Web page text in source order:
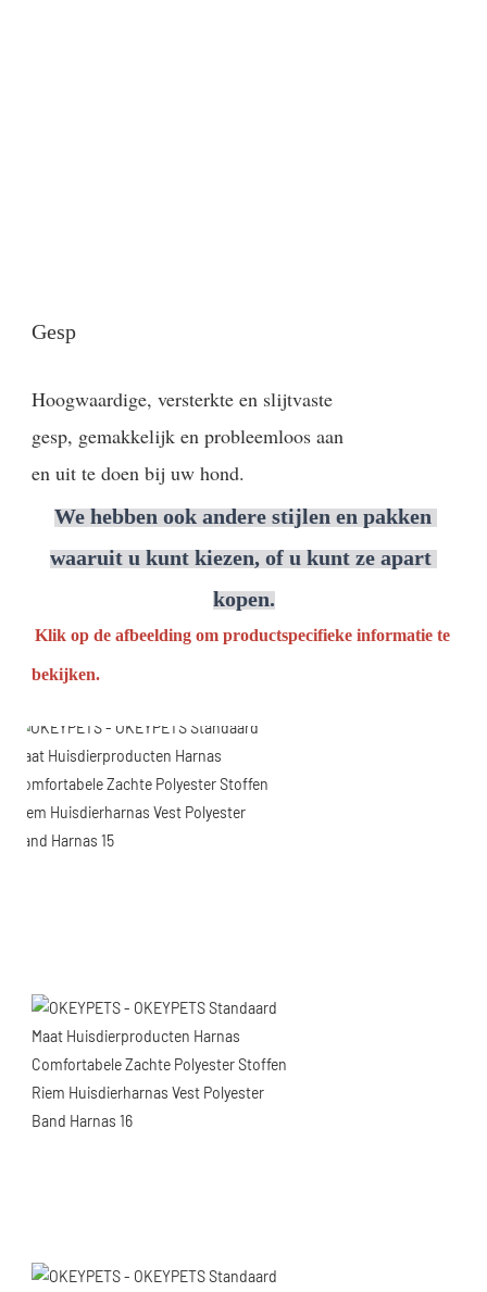
Gesp
Hoogwaardige, versterkte en slijtvaste
gesp, gemakkelijk en probleemloos aan
en uit te doen bij uw hond.
We hebben ook andere stijlen en pakken
waaruit u kunt kiezen, of u kunt ze apart
kopen.
Klik op de afbeelding om productspecifieke informatie te
bekijken.